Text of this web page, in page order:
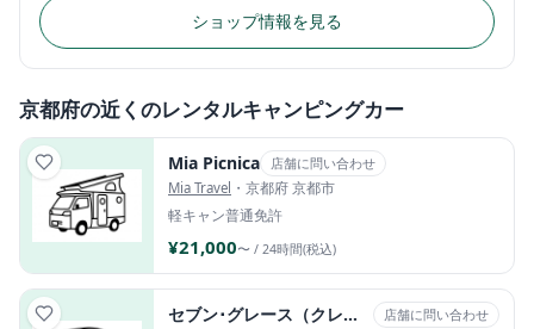
ショップ情報を見る
京都府の近くのレンタルキャンピングカー
Mia Picnica 店舗に問い合わせ
Mia Travel ・京都府 京都市
軽キャン普通免許
¥21,000〜 / 24時間(税込)
セブン･グレース（クレア エボリューション 5.0X） 店舗に問い合わせ